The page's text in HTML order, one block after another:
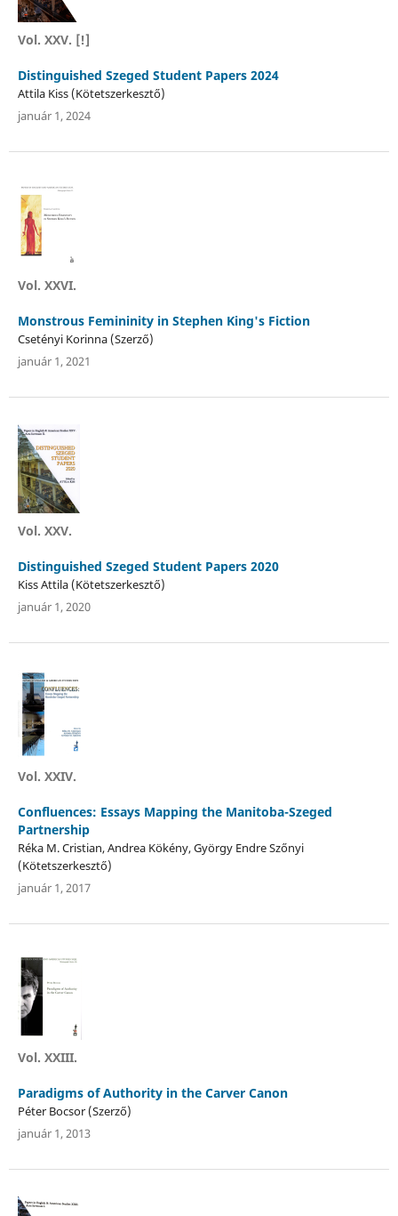
Vol. XXV. [!]
Distinguished Szeged Student Papers 2024
Attila Kiss (Kötetszerkesztő)
január 1, 2024
Vol. XXVI.
Monstrous Femininity in Stephen King's Fiction
Csetényi Korinna (Szerző)
január 1, 2021
Vol. XXV.
Distinguished Szeged Student Papers 2020
Kiss Attila (Kötetszerkesztő)
január 1, 2020
Vol. XXIV.
Confluences: Essays Mapping the Manitoba-Szeged
Partnership
Réka M. Cristian, Andrea Kökény, György Endre Szőnyi
(Kötetszerkesztő)
január 1, 2017
Vol. XXIII.
Paradigms of Authority in the Carver Canon
Péter Bocsor (Szerző)
január 1, 2013